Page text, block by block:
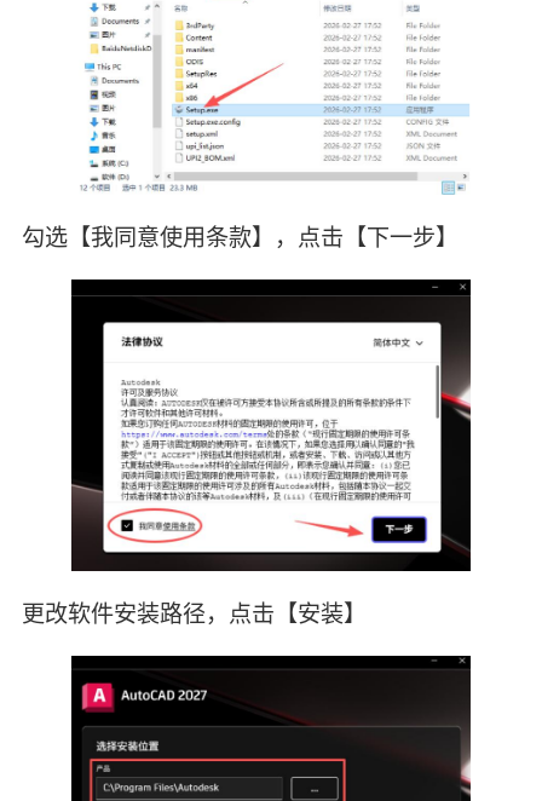
勾选【我同意使用条款】，点击【下一步】
更改软件安装路径，点击【安装】